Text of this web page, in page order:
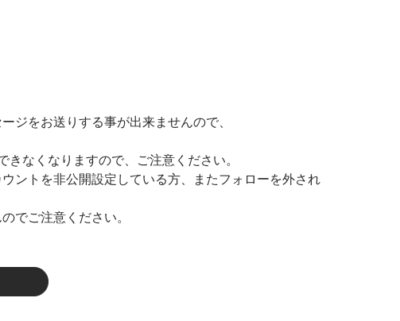
ジをお送りする事が出来ませんので、
なくなりますので、ご注意ください。
ントを非公開設定している方、またフォローを外され
でご注意ください。